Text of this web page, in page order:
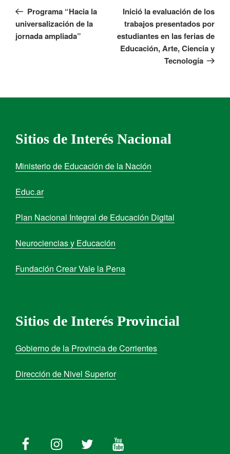
Programa “Hacia la
universalización de la
jornada ampliada”
Inició la evaluación de los
trabajos presentados por
estudiantes en las ferias de
Educación, Arte, Ciencia y
Tecnología
Sitios de Interés Nacional
Ministerio de Educación de la Nación
Educ.ar
Plan Nacional Integral de Educación Digital
Neurociencias y Educación
Fundación Crear Vale la Pena
Sitios de Interés Provincial
Gobierno de la Provincia de Corrientes
Dirección de Nivel Superior